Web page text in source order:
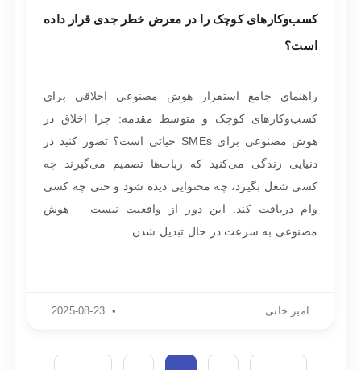
کسب‌وکارهای کوچک را در معرض خطر جدی قرار داده
است؟
راهنمای جامع استقرار هوش مصنوعی اخلاقی برای
کسب‌وکارهای کوچک و متوسط مقدمه: چرا اخلاق در
هوش مصنوعی برای SMEs حیاتی است؟ تصور کنید در
دنیایی زندگی می‌کنید که ربات‌ها تصمیم می‌گیرند چه
کسی شغل بگیرد، چه محتوایی دیده شود و حتی چه کسی
وام دریافت کند. این دور از واقعیت نیست – هوش
مصنوعی به سرعت در حال تبدیل شدن
امیر خانی